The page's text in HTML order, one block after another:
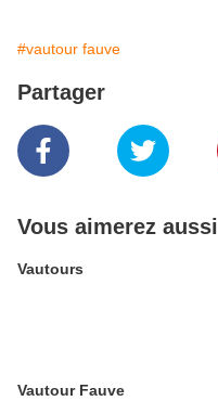
#vautour fauve
Partager
Vous aimerez aussi
Vautours
Vautour Fauve